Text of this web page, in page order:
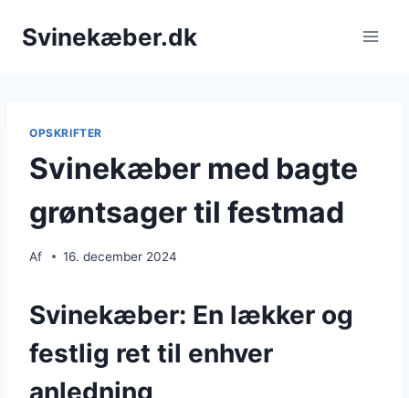
Svinekæber.dk
OPSKRIFTER
Svinekæber med bagte
grøntsager til festmad
Af 16. december 2024
Svinekæber: En lækker og
festlig ret til enhver
anledning